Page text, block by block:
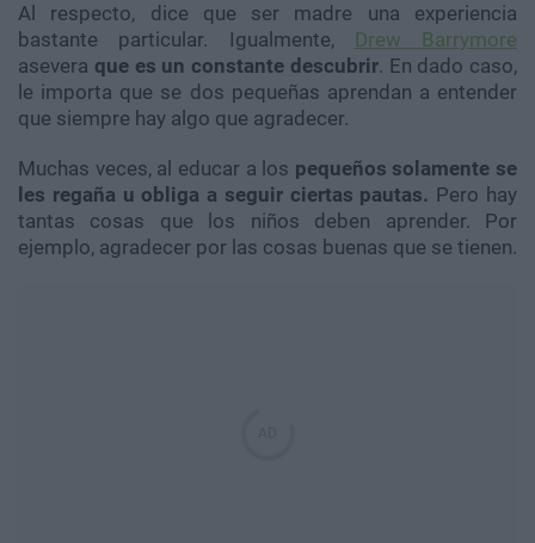
Al respecto, dice que ser madre una experiencia
bastante particular. Igualmente, Drew Barrymore
asevera que es un constante descubrir. En dado caso,
le importa que se dos pequeñas aprendan a entender
que siempre hay algo que agradecer.
Muchas veces, al educar a los pequeños solamente se
les regaña u obliga a seguir ciertas pautas. Pero hay
tantas cosas que los niños deben aprender. Por
ejemplo, agradecer por las cosas buenas que se tienen.